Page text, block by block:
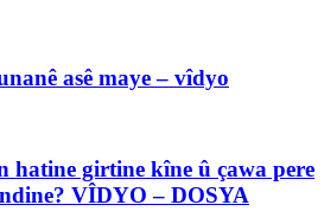
asê maye – vîdyo
hatine girtine kîne û çawa pere
VÎDYO – DOSYA